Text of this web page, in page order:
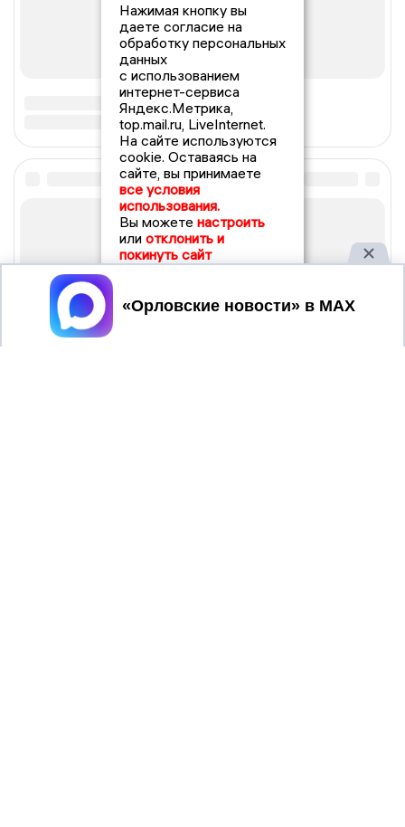
Нажимая кнопку вы
даете согласие на
обработку персональных
данных
с использованием
интернет-сервиса
Яндекс.Метрика,
top.mail.ru, LiveInternet.
На сайте используются
cookie. Оставаясь на
сайте, вы принимаете
все условия
использования.
Вы можете настроить
или отклонить и
покинуть сайт
Принять